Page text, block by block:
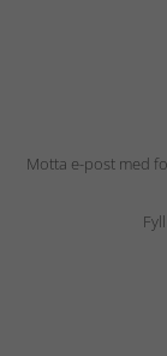
Motta e-post med